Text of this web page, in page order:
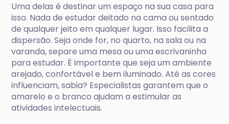
Uma delas é destinar um espaço na sua casa para
isso. Nada de estudar deitado na cama ou sentado
de qualquer jeito em qualquer lugar. Isso facilita a
dispersão. Seja onde for, no quarto, na sala ou na
varanda, separe uma mesa ou uma escrivaninha
para estudar. É importante que seja um ambiente
arejado, confortável e bem iluminado. Até as cores
influenciam, sabia? Especialistas garantem que o
amarelo e o branco ajudam a estimular as
atividades intelectuais.